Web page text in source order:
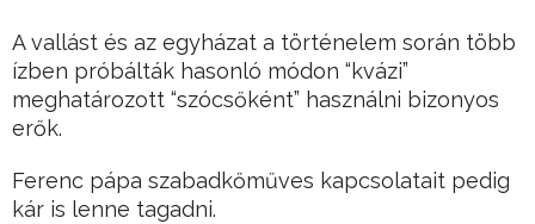
A vallást és az egyházat a történelem során több
ízben próbálták hasonló módon “kvázi”
meghatározott “szócsőként” használni bizonyos
erők.
Ferenc pápa szabadkőműves kapcsolatait pedig
kár is lenne tagadni.